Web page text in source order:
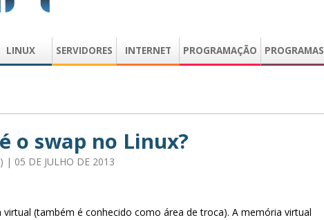
LINUX SERVIDORES INTERNET PROGRAMAÇÃO PROGRAMAS
o swap no Linux?
| 05 DE JULHO DE 2013
(também é conhecido como área de troca). A memória virtual